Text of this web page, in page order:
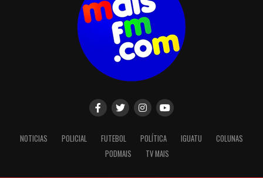
NOTICIAS POLICIAL FUTEBOL POLÍTICA IGUATU
COLUNAS
PODMAIS
TV MAIS